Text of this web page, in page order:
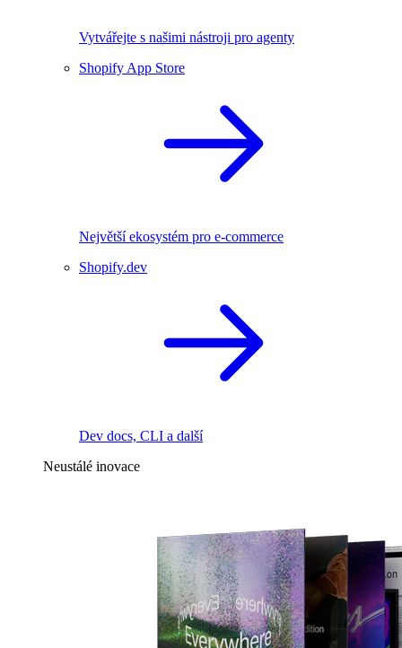
Vytvářejte s našimi nástroji pro agenty
Shopify App Store
Největší ekosystém pro e-commerce
Shopify.dev
Dev docs, CLI a další
Neustálé inovace